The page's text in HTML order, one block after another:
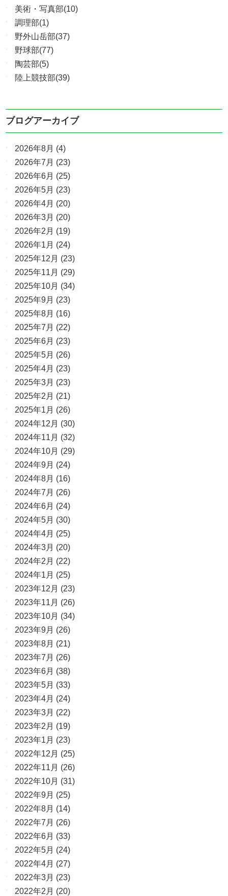
美術・写真部(10)
調理部(1)
野外山岳部(37)
野球部(77)
陶芸部(5)
陸上競技部(39)
ブログアーカイブ
2026年8月 (4)
2026年7月 (23)
2026年6月 (25)
2026年5月 (23)
2026年4月 (20)
2026年3月 (20)
2026年2月 (19)
2026年1月 (24)
2025年12月 (23)
2025年11月 (29)
2025年10月 (34)
2025年9月 (23)
2025年8月 (16)
2025年7月 (22)
2025年6月 (23)
2025年5月 (26)
2025年4月 (23)
2025年3月 (23)
2025年2月 (21)
2025年1月 (26)
2024年12月 (30)
2024年11月 (32)
2024年10月 (29)
2024年9月 (24)
2024年8月 (16)
2024年7月 (26)
2024年6月 (24)
2024年5月 (30)
2024年4月 (25)
2024年3月 (20)
2024年2月 (22)
2024年1月 (25)
2023年12月 (23)
2023年11月 (26)
2023年10月 (34)
2023年9月 (26)
2023年8月 (21)
2023年7月 (26)
2023年6月 (38)
2023年5月 (33)
2023年4月 (24)
2023年3月 (22)
2023年2月 (19)
2023年1月 (23)
2022年12月 (25)
2022年11月 (26)
2022年10月 (31)
2022年9月 (25)
2022年8月 (14)
2022年7月 (26)
2022年6月 (33)
2022年5月 (24)
2022年4月 (27)
2022年3月 (23)
2022年2月 (20)